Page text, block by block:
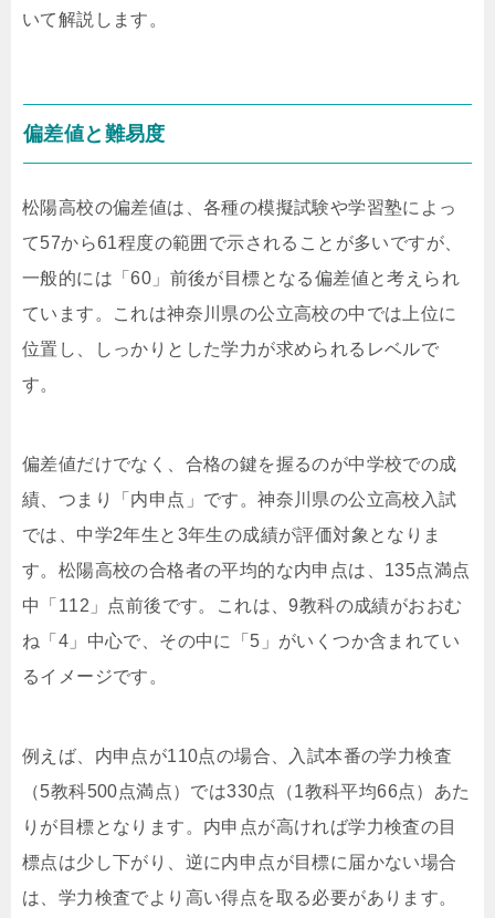
いて解説します。
偏差値と難易度
松陽高校の偏差値は、各種の模擬試験や学習塾によっ
て57から61程度の範囲で示されることが多いですが、
一般的には「60」前後が目標となる偏差値と考えられ
ています。これは神奈川県の公立高校の中では上位に
位置し、しっかりとした学力が求められるレベルで
す。
偏差値だけでなく、合格の鍵を握るのが中学校での成
績、つまり「内申点」です。神奈川県の公立高校入試
では、中学2年生と3年生の成績が評価対象となりま
す。松陽高校の合格者の平均的な内申点は、135点満点
中「112」点前後です。これは、9教科の成績がおおむ
ね「4」中心で、その中に「5」がいくつか含まれてい
るイメージです。
例えば、内申点が110点の場合、入試本番の学力検査
（5教科500点満点）では330点（1教科平均66点）あた
りが目標となります。内申点が高ければ学力検査の目
標点は少し下がり、逆に内申点が目標に届かない場合
は、学力検査でより高い得点を取る必要があります。